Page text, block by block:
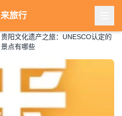
来旅行
贵阳文化遗产之旅：UNESCO认定的
景点有哪些